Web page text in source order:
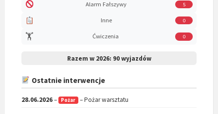
Alarm Fałszywy 5
Inne 0
🏋️ Ćwiczenia 0
Razem w 2026: 90 wyjazdów
Ostatnie interwencje
28.06.2026– Pożar – Pożar warsztatu